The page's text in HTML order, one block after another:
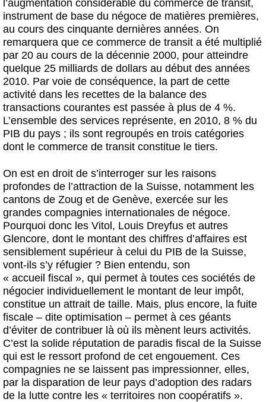
l’augmentation considérable du commerce de transit,
instrument de base du négoce de matières premières,
au cours des cinquante dernières années. On
remarquera que ce commerce de transit a été multiplié
par 20 au cours de la décennie 2000, pour atteindre
quelque 25 milliards de dollars au début des années
2010. Par voie de conséquence, la part de cette
activité dans les recettes de la balance des
transactions courantes est passée à plus de 4 %.
L’ensemble des services représente, en 2010, 8 % du
PIB du pays ; ils sont regroupés en trois catégories
dont le commerce de transit constitue le tiers.
On est en droit de s’interroger sur les raisons
profondes de l’attraction de la Suisse, notamment les
cantons de Zoug et de Genève, exercée sur les
grandes compagnies internationales de négoce.
Pourquoi donc les Vitol, Louis Dreyfus et autres
Glencore, dont le montant des chiffres d’affaires est
sensiblement supérieur à celui du PIB de la Suisse,
vont-ils s’y réfugier ? Bien entendu, son
« accueil fiscal », qui permet à toutes ces sociétés de
négocier individuellement le montant de leur impôt,
constitue un attrait de taille. Mais, plus encore, la fuite
fiscale – dite optimisation – permet à ces géants
d’éviter de contribuer là où ils mènent leurs activités.
C’est la solide réputation de paradis fiscal de la Suisse
qui est le ressort profond de cet engouement. Ces
compagnies ne se laissent pas impressionner, elles,
par la disparation de leur pays d’adoption des radars
de la lutte contre les « territoires non coopératifs ».